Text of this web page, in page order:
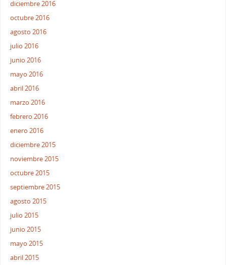
diciembre 2016
octubre 2016
agosto 2016
julio 2016
junio 2016
mayo 2016
abril 2016
marzo 2016
febrero 2016
enero 2016
diciembre 2015
noviembre 2015
octubre 2015
septiembre 2015
agosto 2015
julio 2015
junio 2015
mayo 2015
abril 2015